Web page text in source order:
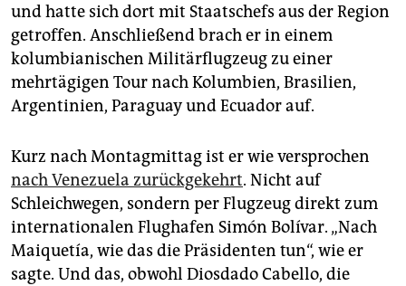
und hatte sich dort mit Staatschefs aus der Region
getroffen. Anschließend brach er in einem
kolumbianischen Militärflugzeug zu einer
mehrtägigen Tour nach Kolumbien, Brasilien,
Argentinien, Paraguay und Ecuador auf.
Kurz nach Montagmittag ist er wie versprochen
nach Venezuela zurückgekehrt. Nicht auf
Schleichwegen, sondern per Flugzeug direkt zum
internationalen Flughafen Simón Bolívar. „Nach
Maiquetía, wie das die Präsidenten tun“, wie er
sagte. Und das, obwohl Diosdado Cabello, die